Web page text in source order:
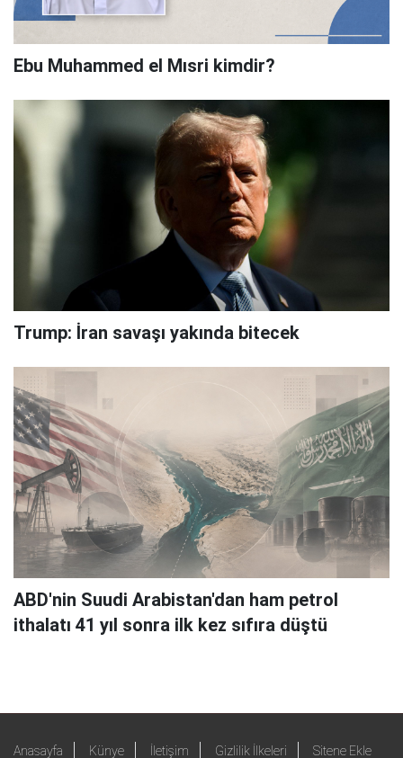
Ebu Muhammed el Mısri kimdir?
Trump: İran savaşı yakında bitecek
ABD'nin Suudi Arabistan'dan ham petrol
ithalatı 41 yıl sonra ilk kez sıfıra düştü
Anasayfa Künye İletişim Gizlilik İlkeleri Sitene Ekle